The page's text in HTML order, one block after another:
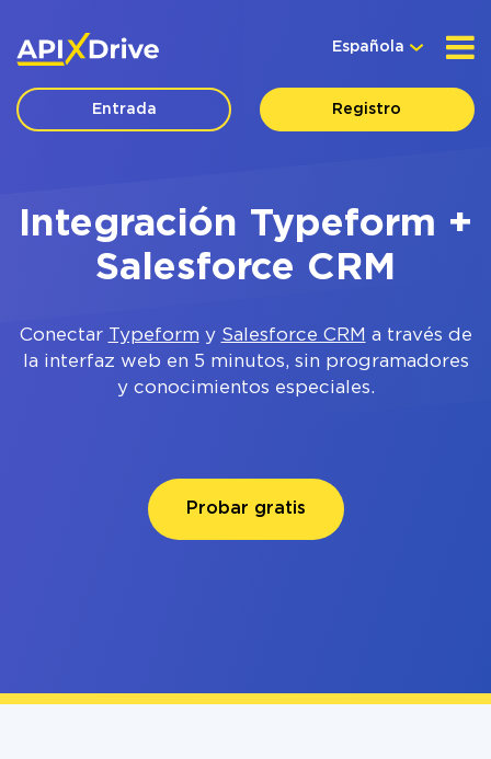
Española
Entrada Registro
Integración Typeform +
Salesforce CRM
Conectar Typeform y Salesforce CRM a través de
la interfaz web en 5 minutos, sin programadores
y conocimientos especiales.
Probar gratis